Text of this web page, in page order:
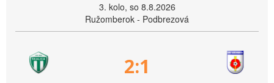
3. kolo, so 8.8.2026
Ružomberok - Podbrezová
2:1